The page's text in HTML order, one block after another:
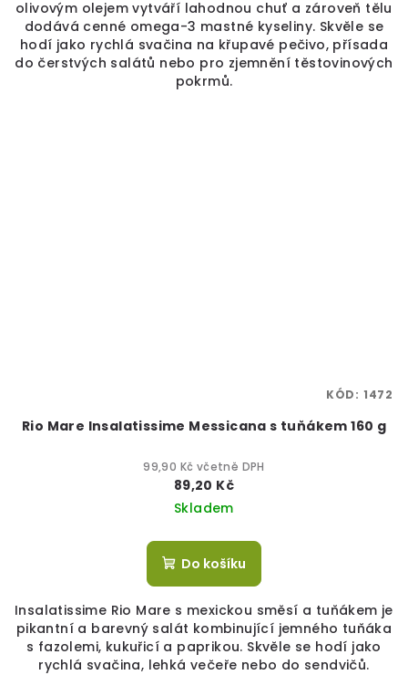
olivovým olejem vytváří lahodnou chuť a zároveň tělu
dodává cenné omega-3 mastné kyseliny. Skvěle se
hodí jako rychlá svačina na křupavé pečivo, přísada
do čerstvých salátů nebo pro zjemnění těstovinových
pokrmů.
Rio Mare Insalatissime Messicana s tuňákem 160 g
99,90 Kč včetně DPH
89,20 Kč
Skladem
Do košíku
Insalatissime Rio Mare s mexickou směsí a tuňákem je
pikantní a barevný salát kombinující jemného tuňáka
s fazolemi, kukuřicí a paprikou. Skvěle se hodí jako
rychlá svačina, lehká večeře nebo do sendvičů.
KÓD: 1472